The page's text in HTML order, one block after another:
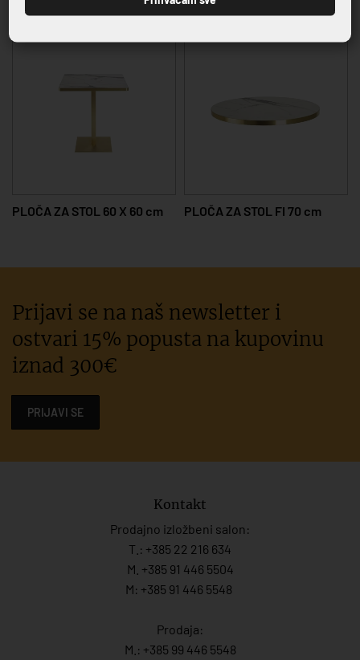
PLOČA ZA STOL 60 X 60 cm PLOČA ZA STOL FI 70 cm
Prijavi se na naš newsletter i
ostvari 15% popusta na kupovinu
iznad 300€
PRIJAVI SE
Kontakt
Prodajno izložbeni salon:
T.: +385 22 216 634
M. +385 91 446 5504
M: +385 91 446 5548
Prodaja:
M.: +385 99 446 5548